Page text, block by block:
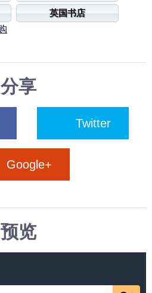
英国书店
分享
Twitter
Google+
预览